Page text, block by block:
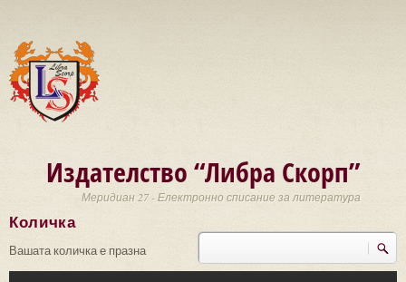
Издателство “Либра Скорп”
Меридиан 27 - Електронно списание за литература
Търси
Количка
Вашата количка е празна